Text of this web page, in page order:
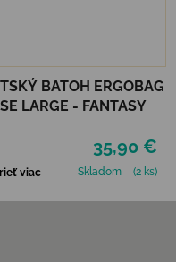
BATOH ERGOBAG
LARGE - FANTASY
35,90 €
viac Skladom (2 ks)